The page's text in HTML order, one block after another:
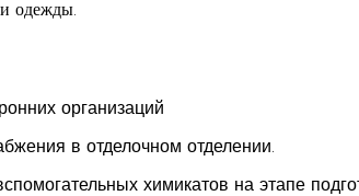
одежды.
организаций
в отделочном отделении.
химикатов на этапе